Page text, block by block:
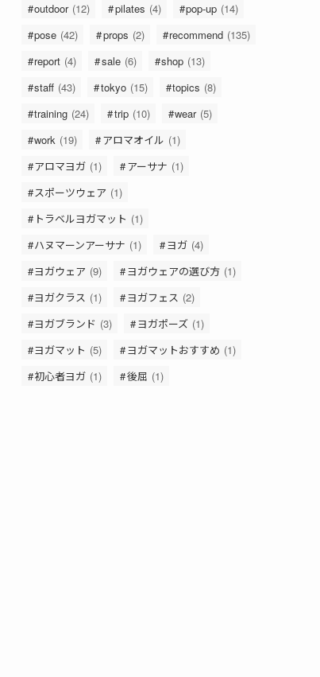
outdoor (12) pilates (4) pop-up (14)
pose (42) props (2) recommend (135)
report (4) sale (6) shop (13)
staff (43) tokyo (15) topics (8)
training (24) trip (10) wear(5)
work (19) アロマオイル (1)
アロマヨガ (1) アーサナ (1)
スポーツウェア (1)
トラベルヨガマット (1)
ハヌマーンアーサナ (1) ヨガ (4)
ヨガウェア (9) ヨガウェアの選び方 (1)
ヨガクラス (1) ヨガフェス (2)
ヨガブランド (3) ヨガポーズ (1)
ヨガマット (5) ヨガマットおすすめ (1)
初心者ヨガ (1) 後屈 (1)